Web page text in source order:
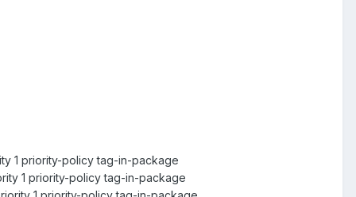
1 priority-policy tag-in-package
1 priority-policy tag-in-package